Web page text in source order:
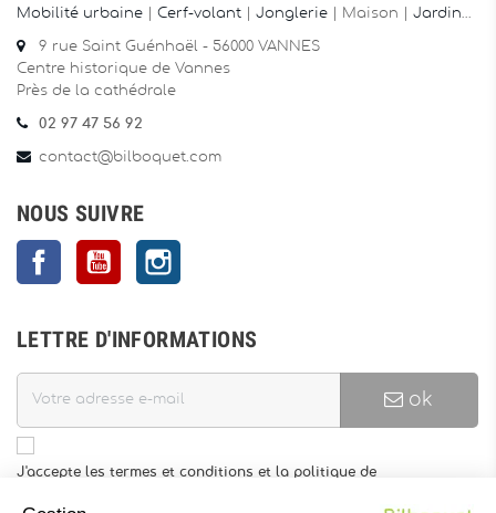
Mobilité urbaine Cerf-volant Jonglerie | Maison | Jardin
9 rue Saint Guénhaël - 56000 VANNES
Centre historique de Vannes
Près de la cathédrale
02 97 47 56 92
contact@bilboquet.com
NOUS SUIVRE
FacebookYouTube
LETTRE D'INFORMATIONS
ok
J'accepte les termes et conditions et la politique de